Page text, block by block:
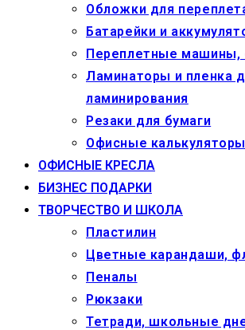
Обложки для
Батарейки и
Переплетные машины,
Ламинаторы и пленка
ламинирования
Резаки для бумаги
Офисные калькуляторы
ОФИСНЫЕ КРЕСЛА
БИЗНЕС ПОДАРКИ
ТВОРЧЕСТВО И ШКОЛА
Пластилин
Цветные карандаши,
Пеналы
Рюкзаки
Тетради, школьные